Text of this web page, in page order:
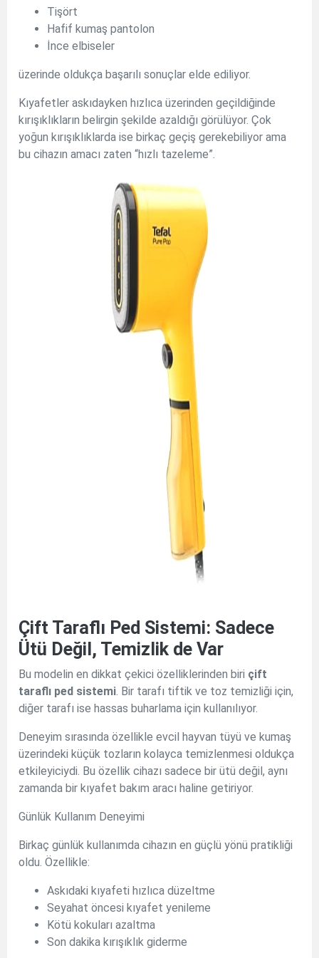
Tişört
Hafif kumaş pantolon
İnce elbiseler
üzerinde oldukça başarılı sonuçlar elde ediliyor.
Kıyafetler askıdayken hızlıca üzerinden geçildiğinde
kırışıklıkların belirgin şekilde azaldığı görülüyor. Çok
yoğun kırışıklıklarda ise birkaç geçiş gerekebiliyor ama
bu cihazın amacı zaten “hızlı tazeleme”.
Çift Taraflı Ped Sistemi: Sadece
Ütü Değil, Temizlik de Var
Bu modelin en dikkat çekici özelliklerinden biri çift
taraflı ped sistemi . Bir tarafı tiftik ve toz temizliği için,
diğer tarafı ise hassas buharlama için kullanılıyor.
Deneyim sırasında özellikle evcil hayvan tüyü ve kumaş
üzerindeki küçük tozların kolayca temizlenmesi oldukça
etkileyiciydi. Bu özellik cihazı sadece bir ütü değil, aynı
zamanda bir kıyafet bakım aracı haline getiriyor.
Günlük Kullanım Deneyimi
Birkaç günlük kullanımda cihazın en güçlü yönü pratikliği
oldu. Özellikle:
Askıdaki kıyafeti hızlıca düzeltme
Seyahat öncesi kıyafet yenileme
Kötü kokuları azaltma
Son dakika kırışıklık giderme